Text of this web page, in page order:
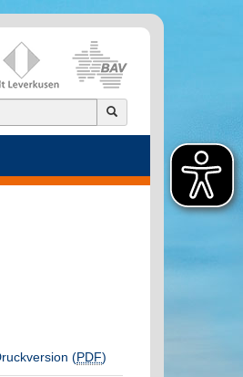
(PDF)